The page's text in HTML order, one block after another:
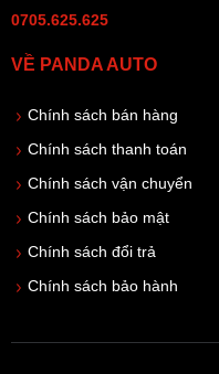
0705.625.625
VỀ PANDA AUTO
Chính sách bán hàng
Chính sách thanh toán
Chính sách vận chuyển
Chính sách bảo mật
Chính sách đổi trả
Chính sách bảo hành